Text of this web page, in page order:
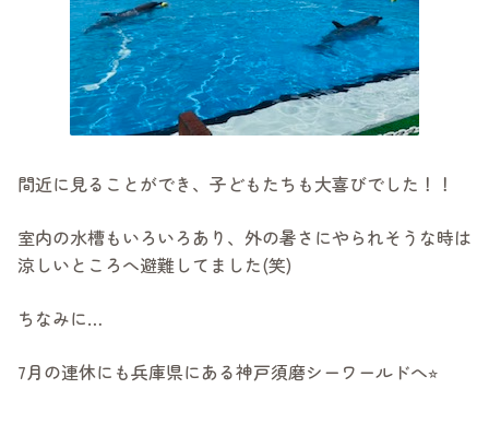
間近に見ることができ、子どもたちも大喜びでした！！
室内の水槽もいろいろあり、外の暑さにやられそうな時は
涼しいところへ避難してました(笑)
ちなみに…
7月の連休にも兵庫県にある神戸須磨シーワールドへ⭐︎